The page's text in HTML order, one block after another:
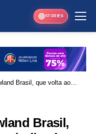
STORIES
Brasil, que volta ao
Brasil,